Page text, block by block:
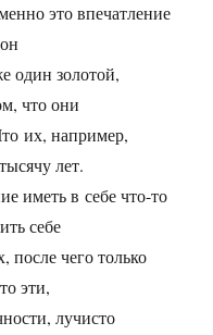
это впечатление
один золотой,
что они
их, например,
лет.
иметь в себе что-то
себе
после чего только
эти,
лучисто